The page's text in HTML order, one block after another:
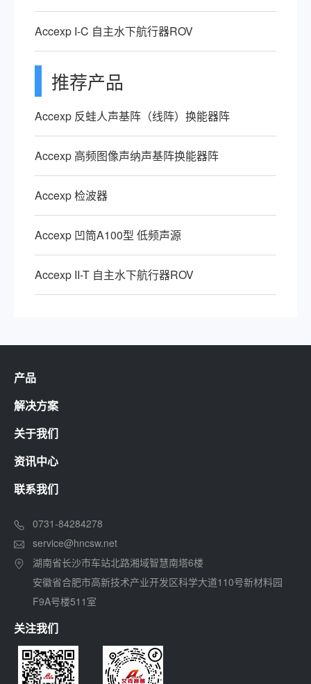
Accexp I-C 自主水下航行器ROV
推荐产品
Accexp 反蛙人声基阵（线阵）换能器阵
Accexp 高频图像声纳声基阵换能器阵
Accexp 检波器
Accexp 凹筒A100型 低频声源
Accexp II-T 自主水下航行器ROV
产品
解决方案
关于我们
资讯中心
联系我们
0731-84284278
service@hncsw.net
湖南省长沙市车站北路湘域智慧南塔6楼
安徽省合肥市高新技术产业开发区科学大道110号新材料园
F9A号楼511室
关注我们